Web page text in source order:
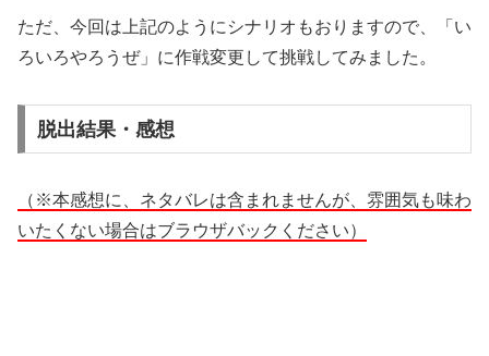
ただ、今回は上記のようにシナリオもおりますので、「い
ろいろやろうぜ」に作戦変更して挑戦してみました。
脱出結果・感想
（※本感想に、ネタバレは含まれませんが、雰囲気も味わ
いたくない場合はブラウザバックください）